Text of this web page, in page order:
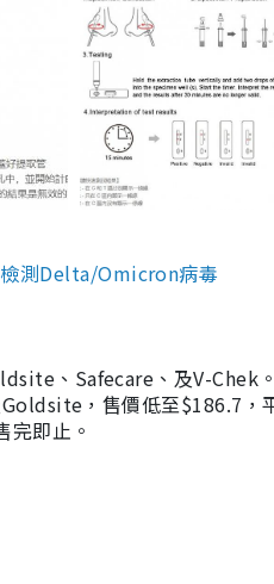
檢測Delta/Omicron病毒
、Safecare、及V-Chek
，售價低至$186.7，
即止。